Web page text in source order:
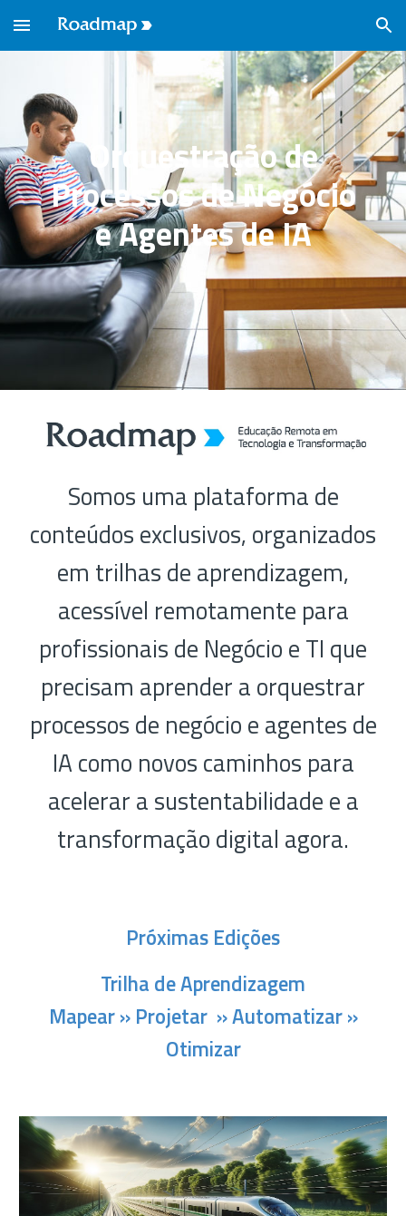
Skip to main content Skip to navigation
Orquestração de
Processos de Negócio
e Agentes de IA
Somos uma plataforma de
conteúdos exclusivos, organizados
em trilhas de aprendizagem,
acessível remotamente para
profissionais de Negócio e TI que
precisam aprender a orquestrar
processos de negócio e agentes de
IA como novos caminhos para
acelerar a sustentabilidade e a
transformação digital agora.
Próximas Edições
Trilha de Aprendizagem
Mapear » Projetar » Automatizar»
Otimizar